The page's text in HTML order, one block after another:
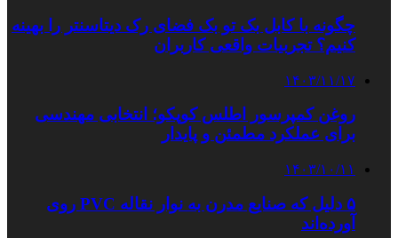
چگونه با کابل بک تو بک فضای رک دیتاسنتر را بهینه
کنیم؟ تجربیات واقعی کاربران
۱۴۰۳/۱۱/۱۷
روغن کمپرسور اطلس کوپکو؛ انتخابی مهندسی
برای عملکرد مطمئن و پایدار
۱۴۰۳/۱۰/۱۱
۵ دلیل که صنایع مدرن به نوار نقاله PVC روی
آورده‌اند